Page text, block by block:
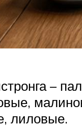
–
лиловые.